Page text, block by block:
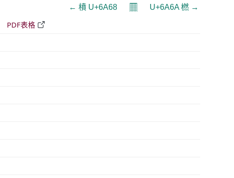
← 橨 U+6A68 𝄜 U+6A6A 橪 →
PDF表格